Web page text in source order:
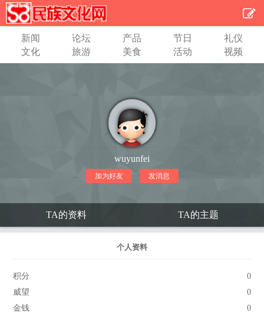
新闻 论坛 产品 节日
礼仪
文化
旅游 美食 活动 视频
wuyunfei
加为好友 发消息
TA的资料 TA的主题
个人资料
积分
0
威望
0
金钱
0